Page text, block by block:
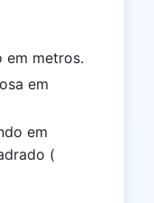
em metros.
em
em
(